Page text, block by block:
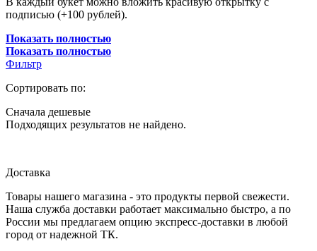
подписью (+100 рублей).
Показать полностью
Показать полностью
Фильтр
Сортировать по:
Сначала дешевые
Подходящих результатов не найдено.
Доставка
Товары нашего магазина - это продукты первой свежести.
Наша служба доставки работает максимально быстро, а по
России мы предлагаем опцию экспресс-доставки в любой
город от надежной ТК.